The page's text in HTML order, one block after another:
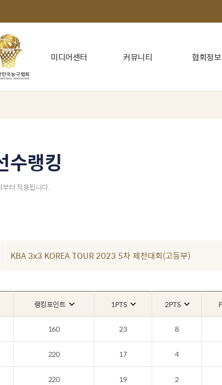
미디어센터 커뮤니티 협회정보
수랭킹
터 적용됩니다.
KBA 3x3 KOREA TOUR 2023 5차 제천대회(고등부)
랭킹포인트 1PTS 2PTS
160 23 8
220 17 4
220 19 2